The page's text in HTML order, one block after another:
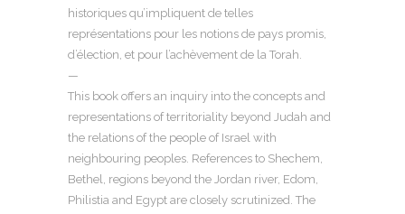
historiques qu’impliquent de telles
représentations pour les notions de pays promis,
d’élection, et pour l’achèvement de la Torah.
—
This book offers an inquiry into the concepts and
representations of territoriality beyond Judah and
the relations of the people of Israel with
neighbouring peoples. References to Shechem,
Bethel, regions beyond the Jordan river, Edom,
Philistia and Egypt are closely scrutinized. The